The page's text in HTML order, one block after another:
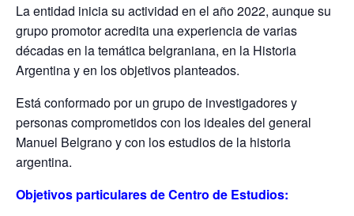
La entidad inicia su actividad en el año 2022, aunque su
grupo promotor acredita una experiencia de varias
décadas en la temática belgraniana, en la Historia
Argentina y en los objetivos planteados.
Está conformado por un grupo de investigadores y
personas comprometidos con los ideales del general
Manuel Belgrano y con los estudios de la historia
argentina.
Objetivos particulares de Centro de Estudios: